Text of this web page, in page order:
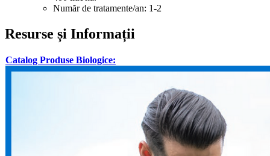
Număr de tratamente/an: 1-2
Resurse și Informații
Catalog Produse Biologice: